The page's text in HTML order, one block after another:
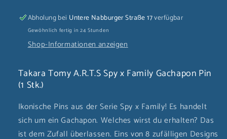
Gachapon
Pin
(1
Stk.)
Gachapon
Pin
(1
Stk.)
Abholung bei Untere Nabburger Straße 17verfügbar
Gewöhnlich fertig in 24 Stunden
Shop-Informationen anzeigen
Takara Tomy A.R.T.S Spy x Family Gachapon Pin
(1 Stk.)
Ikonische Pins aus der Serie Spy x Family! Es handelt
sich um ein Gachapon. Welches wirst du erhalten? Das
ist dem Zufall überlassen. Eins von 8 zufälligen Designs